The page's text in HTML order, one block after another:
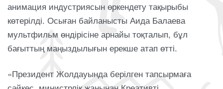
анимация индустриясын өркендету тақырыбы
көтерілді. Осыған байланысты Аида Балаева
мультфильм өндірісіне арнайы тоқталып, бұл
бағыттың маңыздылығын ерекше атап өтті.
«Президент Жолдауында берілген тапсырмаға